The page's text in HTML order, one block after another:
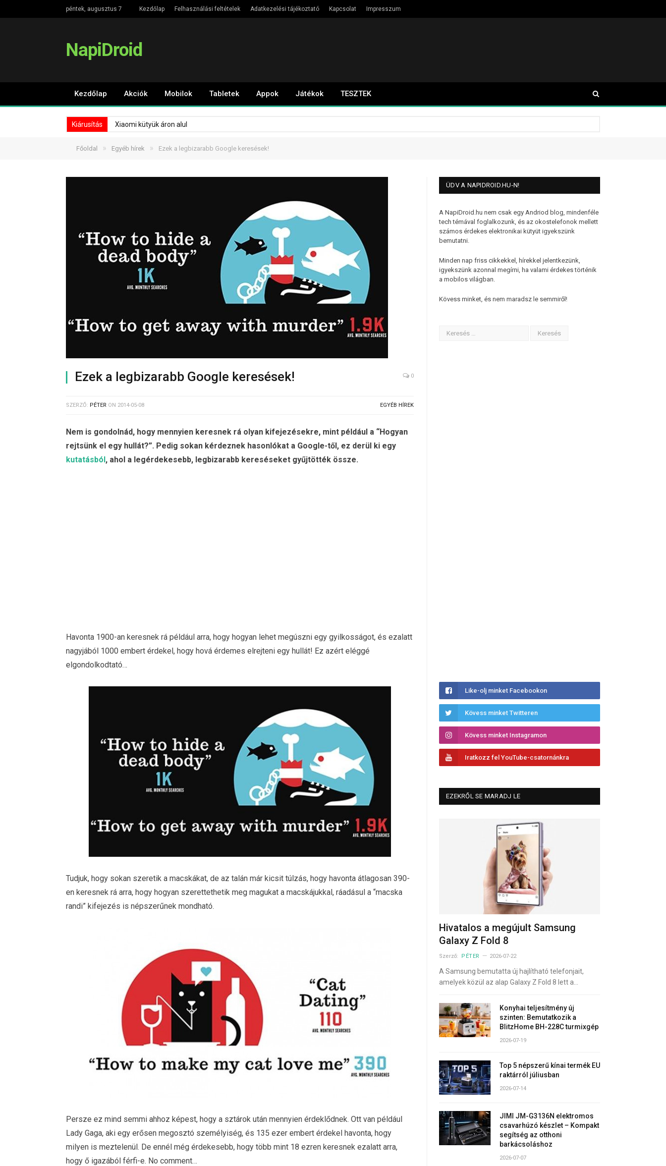
péntek, augusztus 7 Kezdőlap Felhasználási feltételek Adatkezelési tájékoztató Kapcsolat Impresszum
NapiDroid
Kezdőlap Akciók Mobilok Tabletek Appok Játékok TESZTEK
Kiárusítás Xiaomi kütyük áron alul
Főoldal » Egyéb hírek » Ezek a legbizarabb Google keresések!
Ezek a legbizarabb Google keresések! 0
SZERZŐ: PÉTER ON 2014-05-08 EGYÉB HÍREK
Nem is gondolnád, hogy mennyien keresnek rá olyan kifejezésekre, mint például a “Hogyan
rejtsünk el egy hullát?”. Pedig sokan kérdeznek hasonlókat a Google-től, ez derül ki egy
kutatásból, ahol a legérdekesebb, legbizarabb kereséseket gyűjtötték össze.
Havonta 1900-an keresnek rá például arra, hogy hogyan lehet megúszni egy gyilkosságot, és ezalatt
nagyjából 1000 embert érdekel, hogy hová érdemes elrejteni egy hullát! Ez azért eléggé
elgondolkodtató…
Tudjuk, hogy sokan szeretik a macskákat, de az talán már kicsit túlzás, hogy havonta átlagosan 390-
en keresnek rá arra, hogy hogyan szerettethetik meg magukat a macskájukkal, ráadásul a “macska
randi” kifejezés is népszerűnek mondható.
Persze ez mind semmi ahhoz képest, hogy a sztárok után mennyien érdeklődnek. Ott van például
Lady Gaga, aki egy erősen megosztó személyiség, és 135 ezer embert érdekel havonta, hogy
milyen is meztelenül. De ennél még érdekesebb, hogy több mint 18 ezren keresnek ezalatt arra,
hogy ő igazából férfi-e. No comment…
ÜDV A NAPIDROID.HU-N!
A NapiDroid.hu nem csak egy Andriod blog, mindenféle
tech témával foglalkozunk, és az okostelefonok mellett
számos érdekes elektronikai kütyüt igyekszünk
bemutatni.
Minden nap friss cikkekkel, hírekkel jelentkezünk,
igyekszünk azonnal megírni, ha valami érdekes történik
a mobilos világban.
Kövess minket, és nem maradsz le semmiről!
Like-olj minket Facebookon
Kövess minket Twitteren
Kövess minket Instagramon
Iratkozz fel YouTube-csatornánkra
EZEKRŐL SE MARADJ LE
Hivatalos a megújult Samsung
Galaxy Z Fold 8
Szerző: PÉTER 2026-07-22
A Samsung bemutatta új hajlítható telefonjait,
amelyek közül az alap Galaxy Z Fold 8 lett a…
Konyhai teljesítmény új
szinten: Bemutatkozik a
BlitzHome BH-228C turmixgép
2026-07-19
Top 5 népszerű kínai termék EU
raktárról júliusban
2026-07-14
JIMI JM-G3136N elektromos
csavarhúzó készlet – Kompakt
segítség az otthoni
barkácsoláshoz
2026-07-07